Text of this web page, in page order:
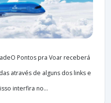
Pontos pra Voar receberá
através de alguns dos links e
interfira no...